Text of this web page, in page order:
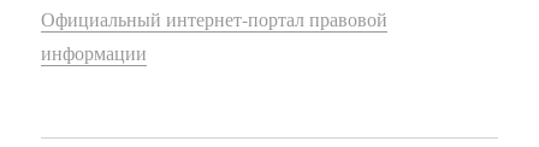
Официальный интернет-портал правовой
информации